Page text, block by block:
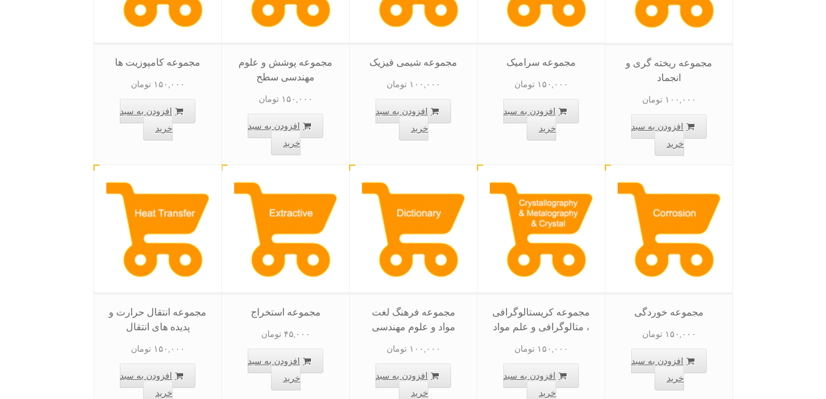
مجموعه ریخته گری و
انجماد
۱۰۰,۰۰۰ تومان
افزودن به سبد
خرید
مجموعه سرامیک
۱۵۰,۰۰۰ تومان
افزودن به سبد
خرید
مجموعه شیمی فیزیک
۱۰۰,۰۰۰ تومان
افزودن به سبد
خرید
مجموعه پوشش و علوم
مهندسی سطح
۱۵۰,۰۰۰ تومان
افزودن به سبد
خرید
مجموعه کامپوزیت ها
۱۵۰,۰۰۰ تومان
افزودن به سبد
خرید
مجموعه خوردگی
۱۵۰,۰۰۰ تومان
افزودن به سبد
خرید
مجموعه کریستالوگرافی
، متالوگرافی و علم مواد
۱۵۰,۰۰۰ تومان
افزودن به سبد
خرید
مجموعه فرهنگ لغت
مواد و علوم مهندسی
۱۰۰,۰۰۰ تومان
افزودن به سبد
خرید
مجموعه استخراج
۴۵,۰۰۰ تومان
افزودن به سبد
خرید
مجموعه انتقال حرارت و
پدیده های انتقال
۱۵۰,۰۰۰ تومان
افزودن به سبد
خرید